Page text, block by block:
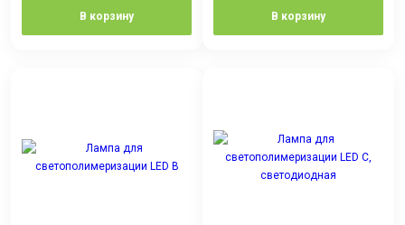
В корзину В корзину